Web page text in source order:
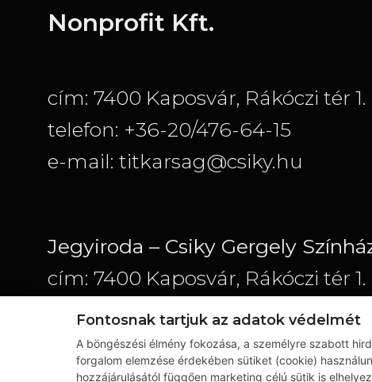
Nonprofit Kft.
cím: 7400 Kaposvár, Rákóczi tér 1.
telefon: +36-20/476-64-15
e-mail: titkarsag@csiky.hu
Jegyiroda – Csiky Gergely
cím: 7400 Kaposvár, Rákóczi tér 1.
telefon:
+36-20/773-33-10; +36-20/777-
33-50
Fontosnak tartjuk az adatok védelmét
A böngészési élmény fokozása, a személyre szabott
forgalom elemzése érdekében sütiket (cookie)
hozzájárulásától függően marketing célú sütik is